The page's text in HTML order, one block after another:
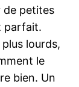
de petites
parfait.
lourds,
le
bien. Un